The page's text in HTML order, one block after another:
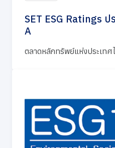
SET ESG Ratings ป
A
ตลาดหลักทรัพย์แห่งประเทศ